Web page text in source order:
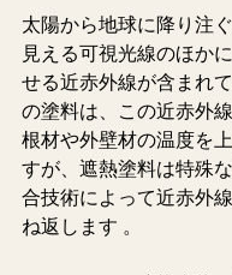
太陽から地球に降り注
見える可視光線のほか
せる近赤外線が含まれ
の塗料は、この近赤外
根材や外壁材の温度を
すが、遮熱塗料は特殊
合技術によって近赤外
ね返します 。